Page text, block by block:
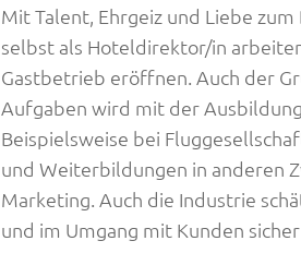
Mit Talent, Ehrgeiz und Liebe
selbst als Hoteldirektor/in
Gastbetrieb eröffnen. Auch der
Aufgaben wird mit der
Beispielsweise bei
und Weiterbildungen in anderen
Marketing. Auch die Industrie
und im Umgang mit Kunden